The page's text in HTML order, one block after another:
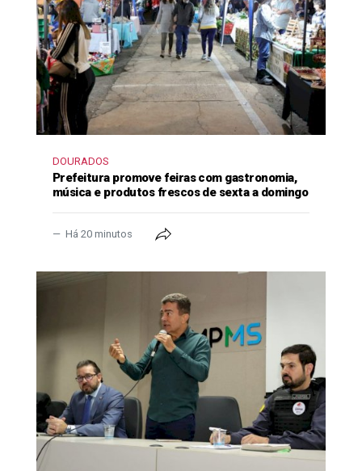
DOURADOS
Prefeitura promove feiras com gastronomia,
música e produtos frescos de sexta a domingo
Há 20 minutos